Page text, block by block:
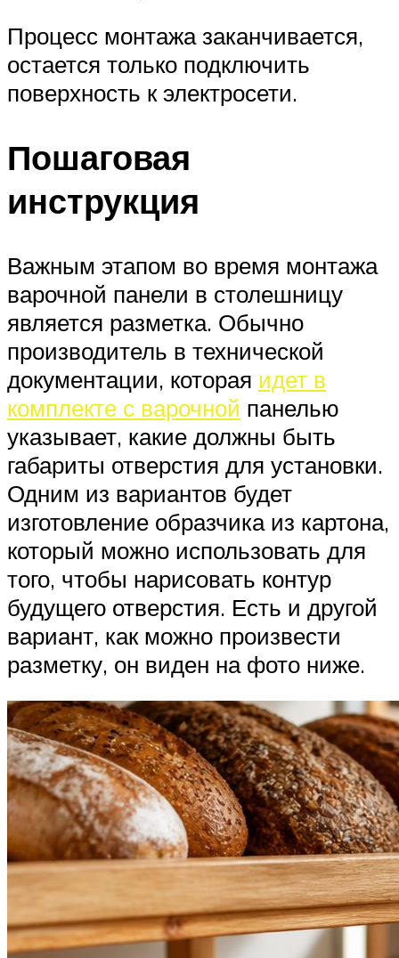
Процесс монтажа заканчивается,
остается только подключить
поверхность к электросети.
Пошаговая
инструкция
Важным этапом во время монтажа
варочной панели в столешницу
является разметка. Обычно
производитель в технической
документации, которая идет в
комплекте с варочной панелью
указывает, какие должны быть
габариты отверстия для установки.
Одним из вариантов будет
изготовление образчика из картона,
который можно использовать для
того, чтобы нарисовать контур
будущего отверстия. Есть и другой
вариант, как можно произвести
разметку, он виден на фото ниже.